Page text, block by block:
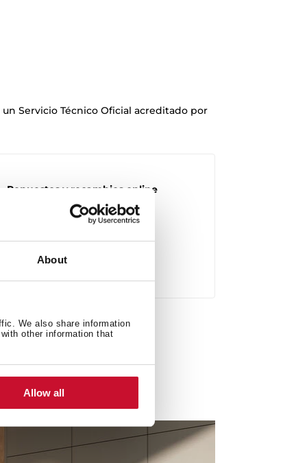
About
We also share information
other information that
Allow all
Servicio Técnico Oficial acreditado por
Repuestos y recambios online
+ repuestosteka.es
+ satmunoz.com